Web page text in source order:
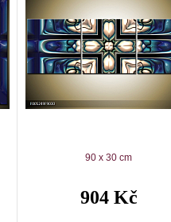
90 x 30 cm
904 Kč